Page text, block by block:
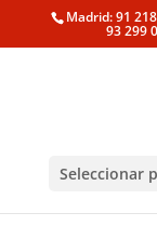
Madrid: 91
93 299
Seleccionar